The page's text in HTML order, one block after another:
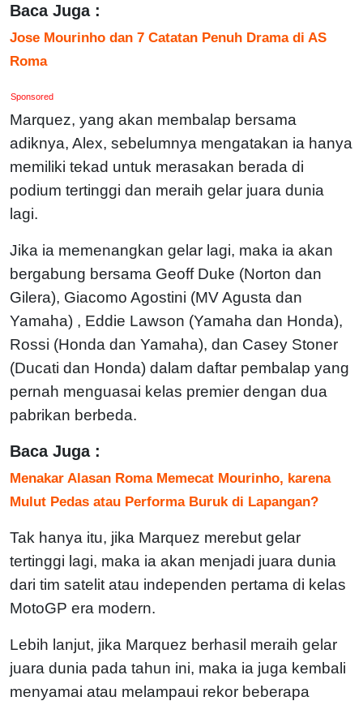
Baca Juga :
Jose Mourinho dan 7 Catatan Penuh Drama di AS
Roma
Sponsored
Marquez, yang akan membalap bersama
adiknya, Alex, sebelumnya mengatakan ia hanya
memiliki tekad untuk merasakan berada di
podium tertinggi dan meraih gelar juara dunia
lagi.
Jika ia memenangkan gelar lagi, maka ia akan
bergabung bersama Geoff Duke (Norton dan
Gilera), Giacomo Agostini (MV Agusta dan
Yamaha) , Eddie Lawson (Yamaha dan Honda),
Rossi (Honda dan Yamaha), dan Casey Stoner
(Ducati dan Honda) dalam daftar pembalap yang
pernah menguasai kelas premier dengan dua
pabrikan berbeda.
Baca Juga :
Menakar Alasan Roma Memecat Mourinho, karena
Mulut Pedas atau Performa Buruk di Lapangan?
Tak hanya itu, jika Marquez merebut gelar
tertinggi lagi, maka ia akan menjadi juara dunia
dari tim satelit atau independen pertama di kelas
MotoGP era modern.
Lebih lanjut, jika Marquez berhasil meraih gelar
juara dunia pada tahun ini, maka ia juga kembali
menyamai atau melampaui rekor beberapa